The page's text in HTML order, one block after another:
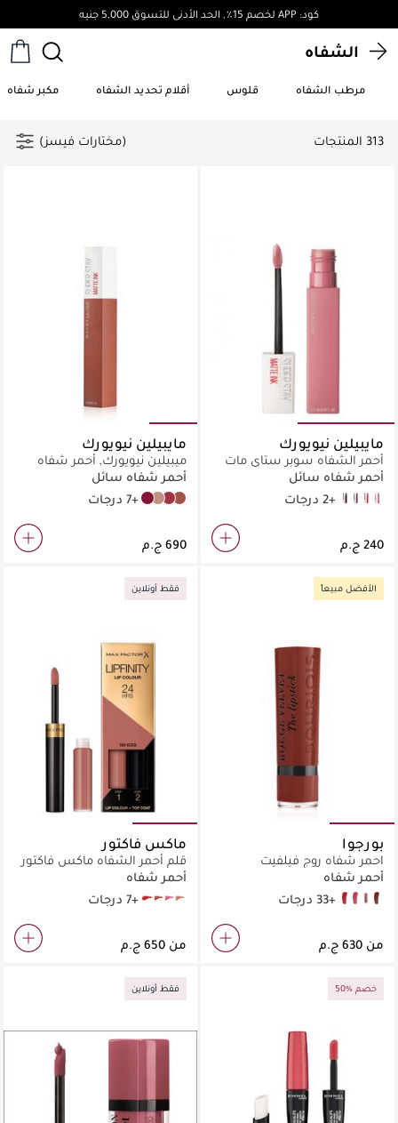
توصيل مجاني لجميع الطلبات فوق 4,000ج.م
الشفاه
مرطب الشفاه قلوس أقلام تحديد الشفاه مكبر شفاه
313 المنتجات (مختارات فيسز)
مايبيلين نيويورك
أحمر الشفاه سوبر ستاي مات
إنك
أحمر شفاه سائل
10 dreamer
20 pioneer
40 believer
45 escapist +2 درجات
مايبيلين نيويورك
ميبيلين نيويورك, أحمر شفاه
سوبرستاي مات انك
أحمر شفاه سائل
70 amazonian
80 ruler
55 driver
115 founder+7 درجات
الأفضل مبيعاً
بورجوا
احمر شفاه روج فيلفيت
أحمر شفاه
12 Brunette
32 Choup'ink
03 Hyppink chic
05 Brique-à-brac +33 درجات
من
فقط أونلاين
ماكس فاكتور
قلم أحمر الشفاه ماكس فاكتور
ليبفينيتي ليب كولور، خطوتان
ويدوم طويلاً
أحمر شفاه
iced
angelic_020
spicy_70
hot_120
+7 درجات
من
50% خصم فقط أونلاين